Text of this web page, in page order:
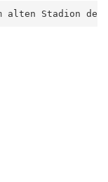
alten Stadion des